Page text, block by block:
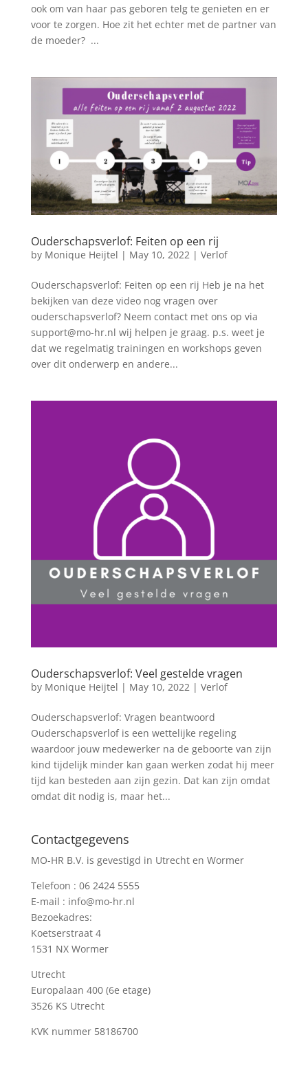
ook om van haar pas geboren telg te genieten en er
voor te zorgen. Hoe zit het echter met de partner van
de moeder? ...
Ouderschapsverlof: Feiten op een rij
by Monique Heijtel | May 10, 2022| Verlof
Ouderschapsverlof: Feiten op een rij Heb je na het
bekijken van deze video nog vragen over
ouderschapsverlof? Neem contact met ons op via
support@mo-hr.nl wij helpen je graag. p.s. weet je
dat we regelmatig trainingen en workshops geven
over dit onderwerp en andere...
Ouderschapsverlof: Veel gestelde vragen
by Monique Heijtel | May 10, 2022 | Verlof
Ouderschapsverlof: Vragen beantwoord
Ouderschapsverlof is een wettelijke regeling
waardoor jouw medewerker na de geboorte van zijn
kind tijdelijk minder kan gaan werken zodat hij meer
tijd kan besteden aan zijn gezin. Dat kan zijn omdat
omdat dit nodig is, maar het...
Contactgegevens
MO-HR B.V. is gevestigd in Utrecht en Wormer
Telefoon : 06 2424 5555
E-mail : info@mo-hr.nl
Bezoekadres:
Koetserstraat 4
1531 NX Wormer
Utrecht
Europalaan 400 (6e etage)
3526 KS Utrecht
KVK nummer 58186700